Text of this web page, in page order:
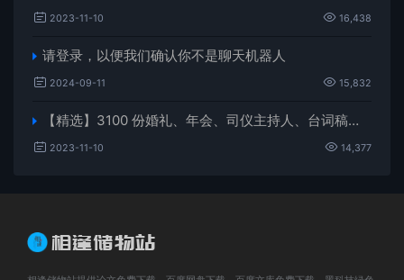
2023-11-10 16,438
请登录，以便我们确认你不是聊天机器人
2024-09-11 15,832
【精选】3100 份婚礼、年会、司仪主持人、台词稿、节日生日、晚会、开场、开场白素材
2023-11-10 14,377